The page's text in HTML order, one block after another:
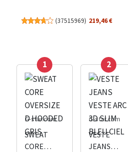
(37515969) 219,46 €
1
G-star.com
SWEAT
CORE
2
G-star.com
VESTE
JEANS